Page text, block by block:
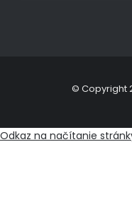
© Copyright
Odkaz na načítanie